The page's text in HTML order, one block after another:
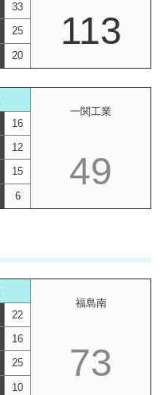
33
113
25
20
一関工業
16
12
49
15
6
福島南
22
16
73
25
10